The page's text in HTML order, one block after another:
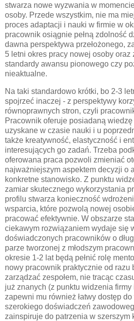
stwarza nowe wyzwania w
osoby. Przede wszystkim, nie ma
proces adaptacji i nauki w firmie w
pracownik osiągnie pełną zdolność
dawna perspektywa przełożonego,
5 letni okres pracy nowej osoby oraz
standardy awansu pionowego czy
nieaktualne.
Na taki standardowo krótki, bo 2-3
spojrzeć inaczej - z perspektywy
równoprawnych stron, czyli
Pracownik oferuje posiadaną
uzyskane w czasie nauki i u
także kreatywność, elastyczność i
interesujących go zadań. Trzeba
oferowana praca pozwoli zmieniać
najważniejszym aspektem decyzji o
konkretne stanowisko. Z punktu
zamiar skutecznego wykorzystania
profilu stwarza konieczność
wsparcia, które pozwolą nowej
pracować efektywnie. W obszarze
ciekawym rozwiązaniem wydaje się
doświadczonych pracowników o
parze tworzonej z młodszym
okresie 1-2 lat będą pełnić rolę
nowy pracownik praktycznie od razu
zarządzać zespołem, nie tracąc
już znanych (z punktu widzenia
zapewni mu również łatwy dostęp
szerokiego doświadczeń
zainspiruje do patrzenia w szerszym